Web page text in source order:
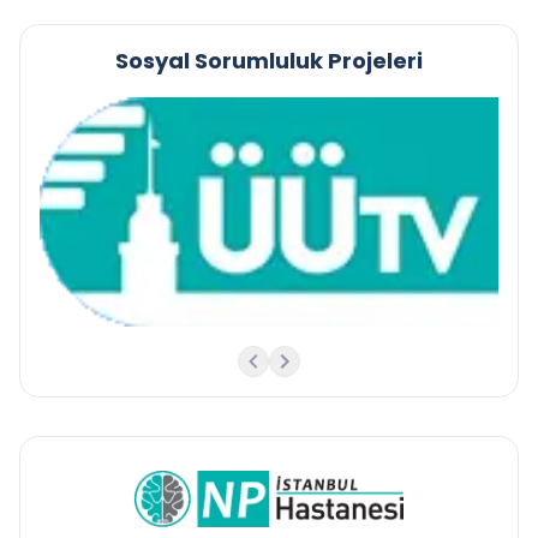
Sosyal Sorumluluk Projeleri